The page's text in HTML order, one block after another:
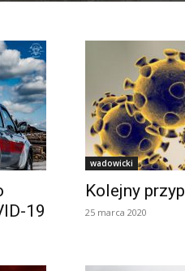
19
wadowicki
Kolejny
25 marca 2020